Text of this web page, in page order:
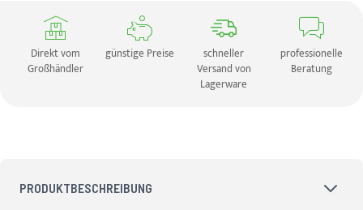
Direkt vom
Großhändler
günstige Preise
schneller
Versand von
Lagerware
professionelle
Beratung
PRODUKTBESCHREIBUNG